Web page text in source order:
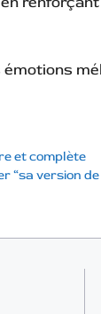
et complète
“sa version de